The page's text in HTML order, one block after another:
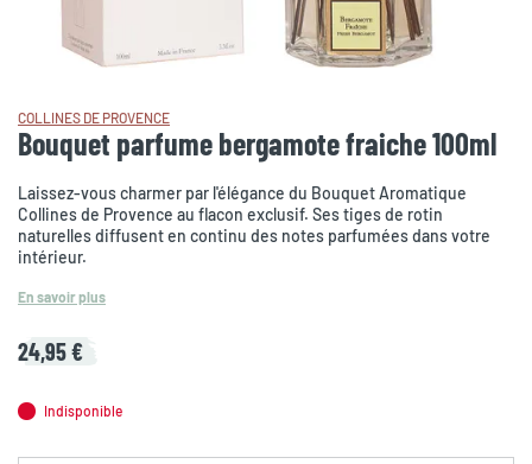
COLLINES DE PROVENCE
Bouquet parfume bergamote fraiche 100ml
Laissez-vous charmer par l'élégance du Bouquet Aromatique
Collines de Provence au flacon exclusif. Ses tiges de rotin
naturelles diffusent en continu des notes parfumées dans votre
intérieur.
En savoir plus
24,95 €
Indisponible